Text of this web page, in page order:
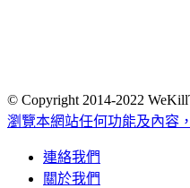
© Copyright 2014-2022
瀏覽本網站任何功能及內容
連絡我們
關於我們